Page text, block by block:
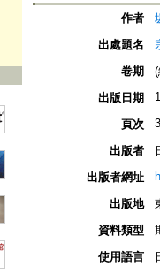
作者
出處題名
卷期
出版日期
頁次
出版者
出版者網址
出版地
資料類型
使用語言